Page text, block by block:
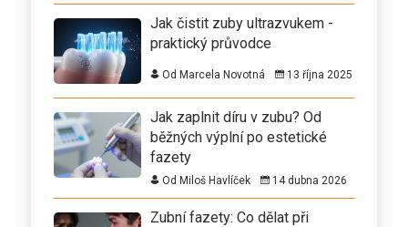
Jak čistit zuby ultrazvukem -
praktický průvodce
Od Marcela Novotná 13 října 2025
Jak zaplnit díru v zubu? Od
běžných výplní po estetické
fazety
Od Miloš Havlíček 14 dubna 2026
Zubní fazety: Co dělat při